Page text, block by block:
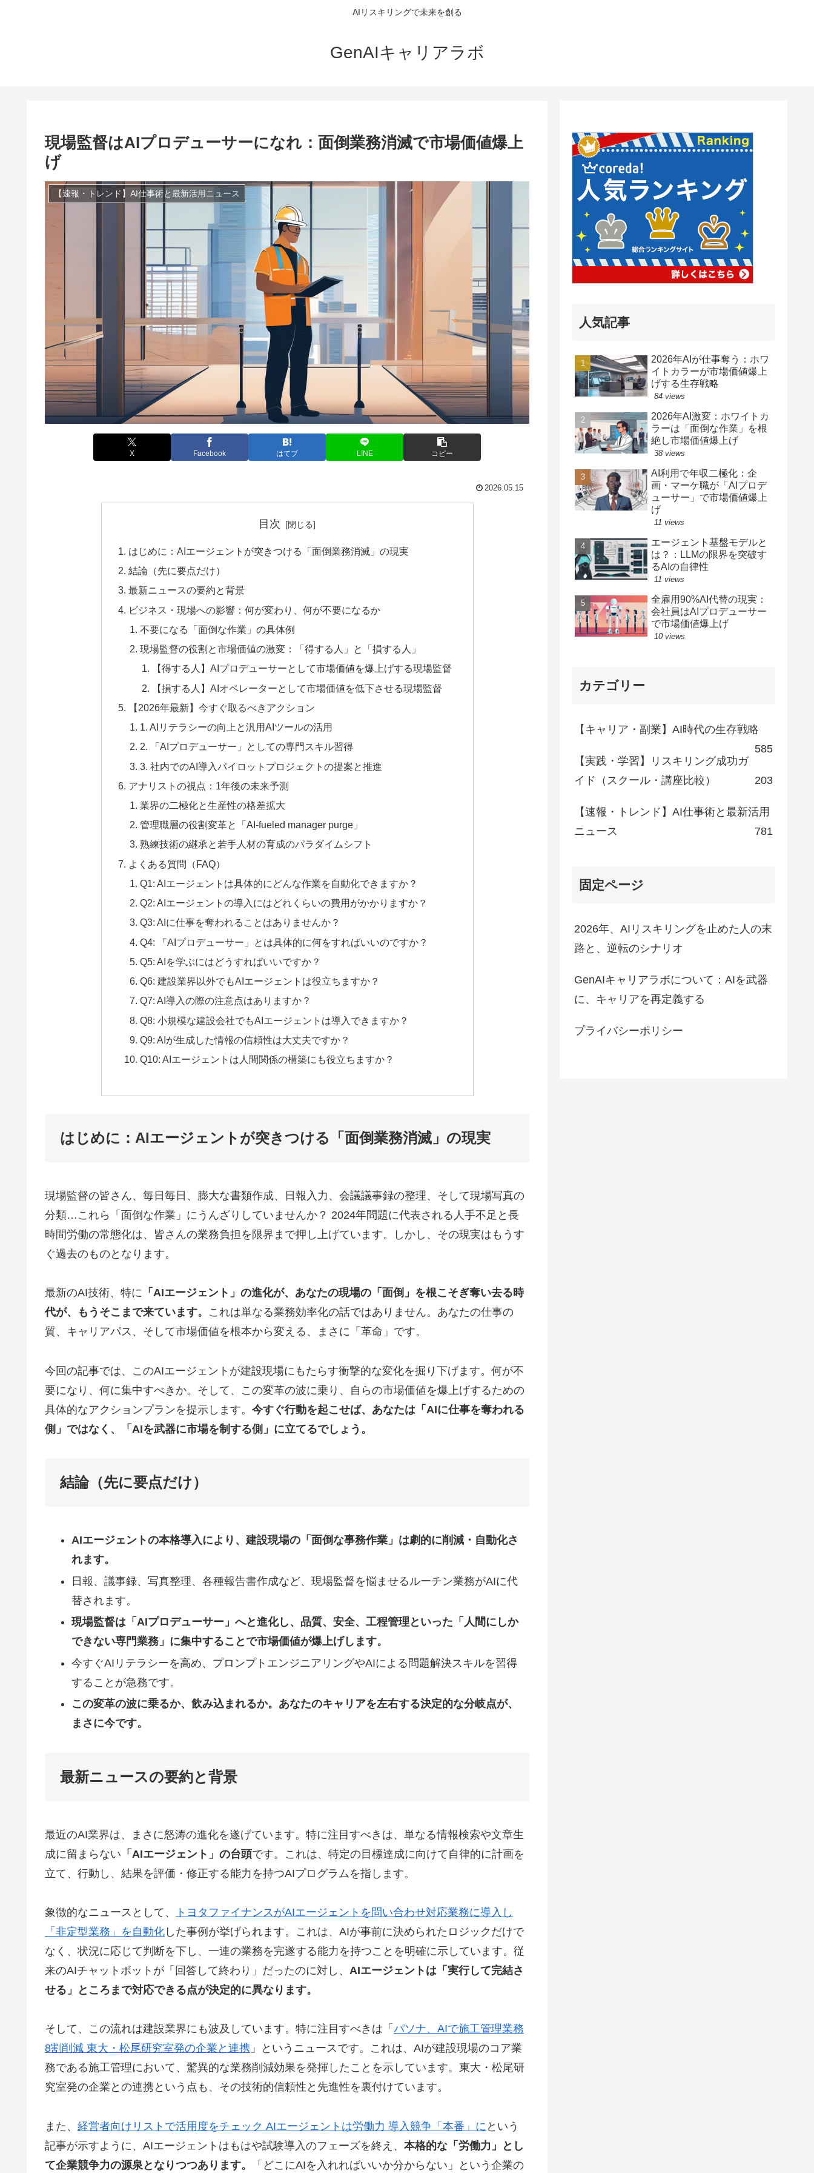
AIリスキリングで未来を創る
GenAIキャリアラボ
現場監督はAIプロデューサーになれ：面倒業務消滅で市場価値爆上
げ
【速報・トレンド】AI仕事術と最新活用ニュース
X Facebook はてブ LINE コピー
2026.05.15
目次
はじめに：AIエージェントが突きつける「面倒業務消滅」の現実
結論（先に要点だけ）
最新ニュースの要約と背景
ビジネス・現場への影響：何が変わり、何が不要になるか
不要になる「面倒な作業」の具体例
現場監督の役割と市場価値の激変：「得する人」と「損する人」
【得する人】AIプロデューサーとして市場価値を爆上げする現場監督
【損する人】AIオペレーターとして市場価値を低下させる現場監督
【2026年最新】今すぐ取るべきアクション
1. AIリテラシーの向上と汎用AIツールの活用
2. 「AIプロデューサー」としての専門スキル習得
3. 社内でのAI導入パイロットプロジェクトの提案と推進
アナリストの視点：1年後の未来予測
業界の二極化と生産性の格差拡大
管理職層の役割変革と「AI-fueled manager purge」
熟練技術の継承と若手人材の育成のパラダイムシフト
よくある質問（FAQ）
Q1: AIエージェントは具体的にどんな作業を自動化できますか？
Q2: AIエージェントの導入にはどれくらいの費用がかかりますか？
Q3: AIに仕事を奪われることはありませんか？
Q4: 「AIプロデューサー」とは具体的に何をすればいいのですか？
Q5: AIを学ぶにはどうすればいいですか？
Q6: 建設業界以外でもAIエージェントは役立ちますか？
Q7: AI導入の際の注意点はありますか？
Q8: 小規模な建設会社でもAIエージェントは導入できますか？
Q9: AIが生成した情報の信頼性は大丈夫ですか？
Q10: AIエージェントは人間関係の構築にも役立ちますか？
はじめに：AIエージェントが突きつける「面倒業務消滅」の現実
現場監督の皆さん、毎日毎日、膨大な書類作成、日報入力、会議議事録の整理、そして現場写真の
分類…これら「面倒な作業」にうんざりしていませんか？ 2024年問題に代表される人手不足と長
時間労働の常態化は、皆さんの業務負担を限界まで押し上げています。しかし、その現実はもうす
ぐ過去のものとなります。
最新のAI技術、特に 「AIエージェント」の進化が、あなたの現場の「面倒」を根こそぎ奪い去る時
代が、もうそこまで来ています。 これは単なる業務効率化の話ではありません。あなたの仕事の
質、キャリアパス、そして市場価値を根本から変える、まさに「革命」です。
今回の記事では、このAIエージェントが建設現場にもたらす衝撃的な変化を掘り下げます。何が不
要になり、何に集中すべきか。そして、この変革の波に乗り、自らの市場価値を爆上げするための
具体的なアクションプランを提示します。 今すぐ行動を起こせば、あなたは「AIに仕事を奪われる
側」ではなく、「AIを武器に市場を制する側」に立てるでしょう。
結論（先に要点だけ）
AIエージェントの本格導入により、建設現場の「面倒な事務作業」は劇的に削減・自動化さ
れます。
日報、議事録、写真整理、各種報告書作成など、現場監督を悩ませるルーチン業務がAIに代
替されます。
現場監督は「AIプロデューサー」へと進化し、品質、安全、工程管理といった「人間にしか
できない専門業務」に集中することで市場価値が爆上げします。
今すぐAIリテラシーを高め、プロンプトエンジニアリングやAIによる問題解決スキルを習得
することが急務です。
この変革の波に乗るか、飲み込まれるか。あなたのキャリアを左右する決定的な分岐点が、
まさに今です。
最新ニュースの要約と背景
最近のAI業界は、まさに怒涛の進化を遂げています。特に注目すべきは、単なる情報検索や文章生
成に留まらない 「AIエージェント」の台頭です。これは、特定の目標達成に向けて自律的に計画を
立て、行動し、結果を評価・修正する能力を持つAIプログラムを指します。
象徴的なニュースとして、
トヨタファイナンスがAIエージェントを問い合わせ対応業務に導入し
「非定型業務」を自動化 した事例が挙げられます。これは、AIが事前に決められたロジックだけで
なく、状況に応じて判断を下し、一連の業務を完遂する能力を持つことを明確に示しています。従
来のAIチャットボットが「回答して終わり」だったのに対し、 AIエージェントは「実行して完結さ
せる」ところまで対応できる点が決定的に異なります。
そして、この流れは建設業界にも波及しています。特に注目すべきは「 パソナ、AIで施工管理業務
8割削減 東大・松尾研究室発の企業と連携 」というニュースです。これは、AIが建設現場のコア業
務である施工管理において、驚異的な業務削減効果を発揮したことを示しています。東大・松尾研
究室発の企業との連携という点も、その技術的信頼性と先進性を裏付けています。
また、 経営者向けリストで活用度をチェック AIエージェントは労働力 導入競争「本番」に という
記事が示すように、AIエージェントはもはや試験導入のフェーズを終え、 本格的な「労働力」とし
て企業競争力の源泉となりつつあります。
「どこにAIを入れればいいか分からない」という企業の
人気記事
2026年AIが仕事奪う：ホワ
イトカラーが市場価値爆上
げする生存戦略
84 views
2026年AI激変：ホワイトカ
ラーは「面倒な作業」を根
絶し市場価値爆上げ
38 views
AI利用で年収二極化：企
画・マーケ職が「AIプロデ
ューサー」で市場価値爆上
げ
11 views
エージェント基盤モデルと
は？：LLMの限界を突破す
るAIの自律性
11 views
全雇用90%AI代替の現実：
会社員はAIプロデューサー
で市場価値爆上げ
10 views
カテゴリー
【キャリア・副業】AI時代の生存戦略
585
【実践・学習】リスキリング成功ガ
イド（スクール・講座比較）
203
【速報・トレンド】AI仕事術と最新活用
ニュース
781
固定ページ
2026年、AIリスキリングを止めた人の末
路と、逆転のシナリオ
GenAIキャリアラボについて：AIを武器
に、キャリアを再定義する
プライバシーポリシー